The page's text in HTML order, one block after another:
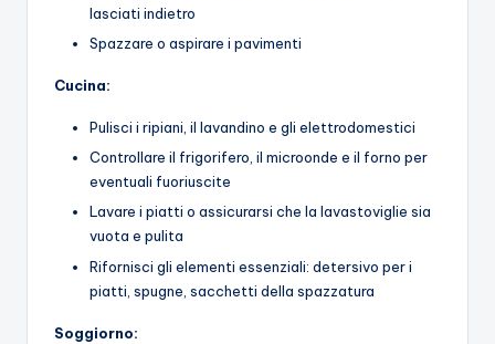
lasciati indietro
Spazzare o aspirare i pavimenti
Cucina:
Pulisci i ripiani, il lavandino e gli elettrodomestici
Controllare il frigorifero, il microonde e il forno per
eventuali fuoriuscite
Lavare i piatti o assicurarsi che la lavastoviglie sia
vuota e pulita
Rifornisci gli elementi essenziali: detersivo per i
piatti, spugne, sacchetti della spazzatura
Soggiorno: